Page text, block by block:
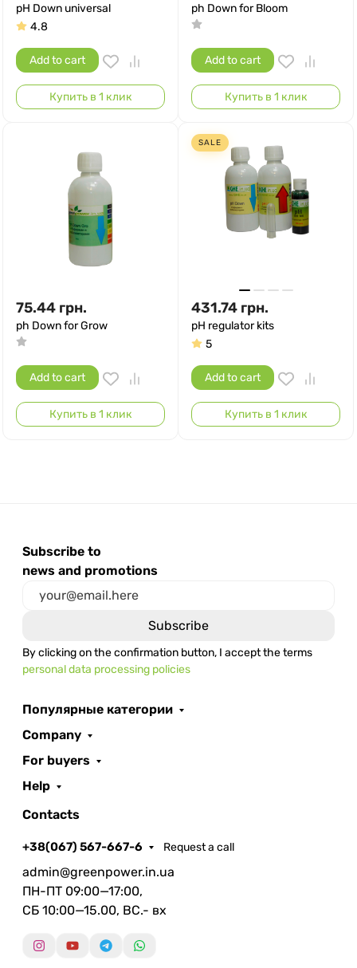
pH Down universal
4.8
Add to cart
Купить в 1 клик
ph Down for Bloom
Add to cart
Купить в 1 клик
75.44 грн.
ph Down for Grow
Add to cart
Купить в 1 клик
SALE
431.74 грн.
pH regulator kits
5
Add to cart
Купить в 1 клик
Subscribe to
news and promotions
By clicking on the confirmation button, I accept the terms
personal data processing policies
Популярные категории
Company
For buyers
Help
Contacts
+38(067) 567-667-6 Request a call
admin@greenpower.in.ua
ПН-ПТ 09:00—17:00,
СБ 10:00—15.00, ВС.- вх